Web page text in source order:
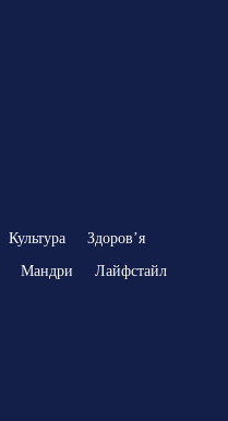
Культура
Здоровʼя
Мандри
Лайфстайл